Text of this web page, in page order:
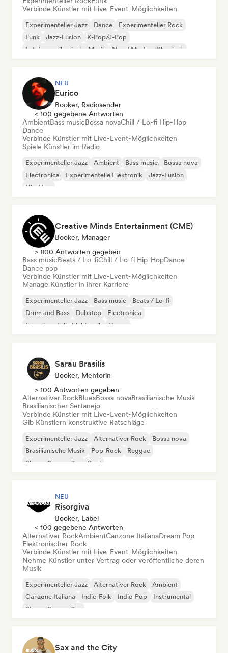
Verbinde Künstler mit Live-Event-Möglichkeiten
Experimenteller Jazz Dance
Experimenteller Rock
Funk
Jazz-Fusion
K-Pop/J-Pop
Lateinamerikanische Musik
Neo / Modern Klassisch
NEU
Eurico
Booker, Radiosender
< 100 gegebene Antworten
AmbientBass musicBossa novaChill / Lo-fi Hip-Hop
Dance
Verbinde Künstler mit Live-Event-Möglichkeiten
Spiele Künstler im Radio
Experimenteller Jazz Ambient Bass music
Bossa nova
Electronica
Experimentelle Elektronik
Jazz-Fusion
Hip-Hop
Creative Minds Entertainment (CME)
Booker, Manager
> 800 Antworten gegeben
Bass musicBeats / Lo-fiChill / Lo-fi Hip-HopDance
Dance pop
Verbinde Künstler mit Live-Event-Möglichkeiten
Manage Künstler in ihrer Karriere
Experimenteller Jazz Bass music
Beats / Lo-fi
Drum and Bass
Dubstep
Electronica
Experimentelle Elektronik
House
Sarau Brasilis
Booker, Mentorin
> 100 Antworten gegeben
Alternativer RockBluesBossa novaBrasilianische Musik
Brasilianischer Sertanejo
Verbinde Künstler mit Live-Event-Möglichkeiten
Gib Künstlern konstruktive Ratschläge
Experimenteller Jazz Alternativer Rock
Bossa nova
Brasilianische Musik
Pop-Rock
Reggae
Singer-Songwriter
Soul
NEU
Risorgiva
Booker, Label
< 100 gegebene Antworten
Alternativer RockAmbientCanzone ItalianaDream Pop
Elektronischer Rock
Verbinde Künstler mit Live-Event-Möglichkeiten
Nehme Künstler unter Vertrag oder veröffentliche deren
Musik
Experimenteller Jazz Alternativer Rock
Ambient
Canzone Italiana
Indie-Folk Indie-Pop
Instrumental
Singer-Songwriter
Sax and the City